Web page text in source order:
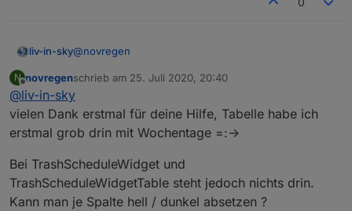
liv-in-sky@novregen
steht im script - sind text datenpunkte
N
Offline
novregenschrieb am 25. Juli 2020, 20:40
zuletzt editiert von
@liv-in-sky
vielen Dank erstmal für deine Hilfe, Tabelle habe ich
erstmal grob drin mit Wochentage =:->
Bei TrashScheduleWidget und
TrashScheduleWidgetTable steht jedoch nichts drin.
Kann man je Spalte hell / dunkel absetzen ?